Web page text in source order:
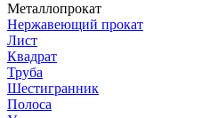
Металлопрокат
Нержавеющий прокат
Лист
Квадрат
Труба
Шестигранник
Полоса